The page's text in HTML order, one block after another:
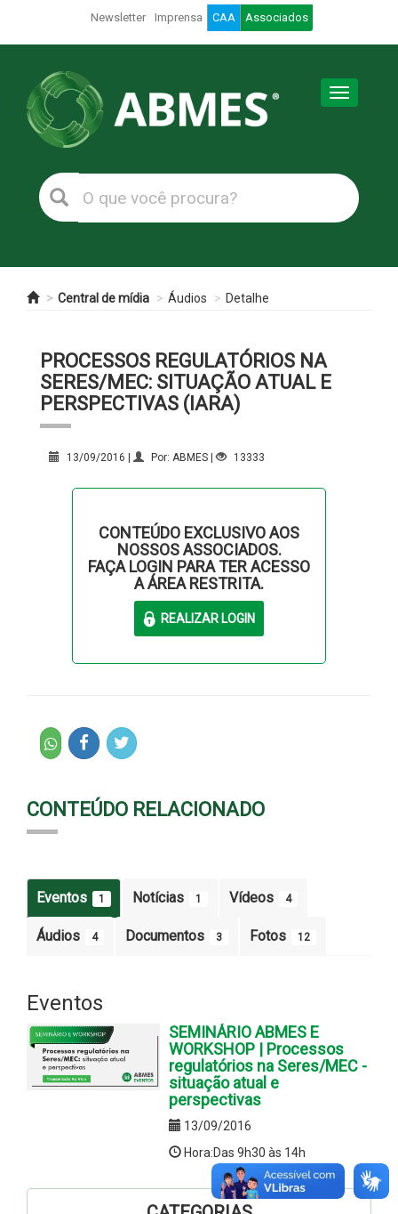
Newsletter Imprensa CAA Associados
Toggle
Central de mídia Áudios Detalhe
PROCESSOS REGULATÓRIOS NA
SERES/MEC: SITUAÇÃO ATUAL E
PERSPECTIVAS (IARA)
13/09/2016 | Por: ABMES | 13333
CONTEÚDO EXCLUSIVO AOS
NOSSOS ASSOCIADOS.
FAÇA LOGIN PARA TER ACESSO
A ÁREA RESTRITA.
CONTEÚDO RELACIONADO
Eventos 1 Notícias 1 Vídeos 4
Áudios 4 Documentos 3 Fotos 12
Eventos
SEMINÁRIO ABMES E
WORKSHOP | Processos
regulatórios na Seres/MEC -
situação atual e
perspectivas
13/09/2016
Hora:Das 9h30 às 14h